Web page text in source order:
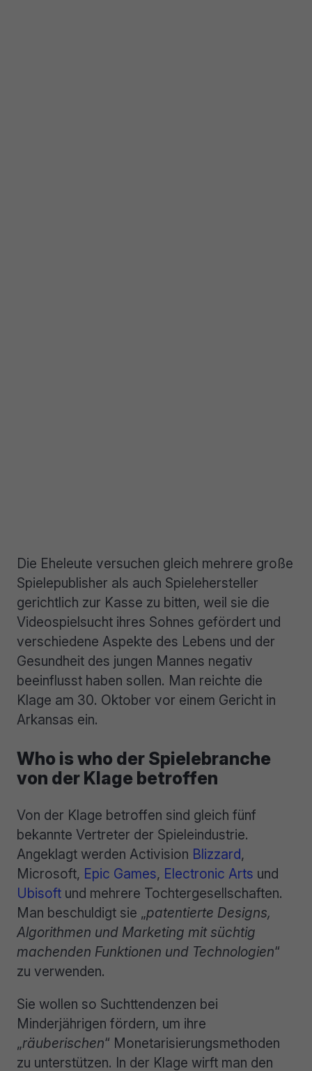
Die Eheleute versuchen gleich mehrere große
Spielepublisher als auch Spielehersteller
gerichtlich zur Kasse zu bitten, weil sie die
Videospielsucht ihres Sohnes gefördert und
verschiedene Aspekte des Lebens und der
Gesundheit des jungen Mannes negativ
beeinflusst haben sollen. Man reichte die
Klage am 30. Oktober vor einem Gericht in
Arkansas ein.
Who is who der Spielebranche
von der Klage betroffen
Von der Klage betroffen sind gleich fünf
bekannte Vertreter der Spieleindustrie.
Angeklagt werden Activision Blizzard,
Microsoft, Epic Games, Electronic Arts und
Ubisoft und mehrere Tochtergesellschaften.
Man beschuldigt sie „patentierte Designs,
Algorithmen und Marketing mit süchtig
machenden Funktionen und Technologien“
zu verwenden.
Sie wollen so Suchttendenzen bei
Minderjährigen fördern, um ihre
„räuberischen“ Monetarisierungsmethoden
zu unterstützen. In der Klage wirft man den